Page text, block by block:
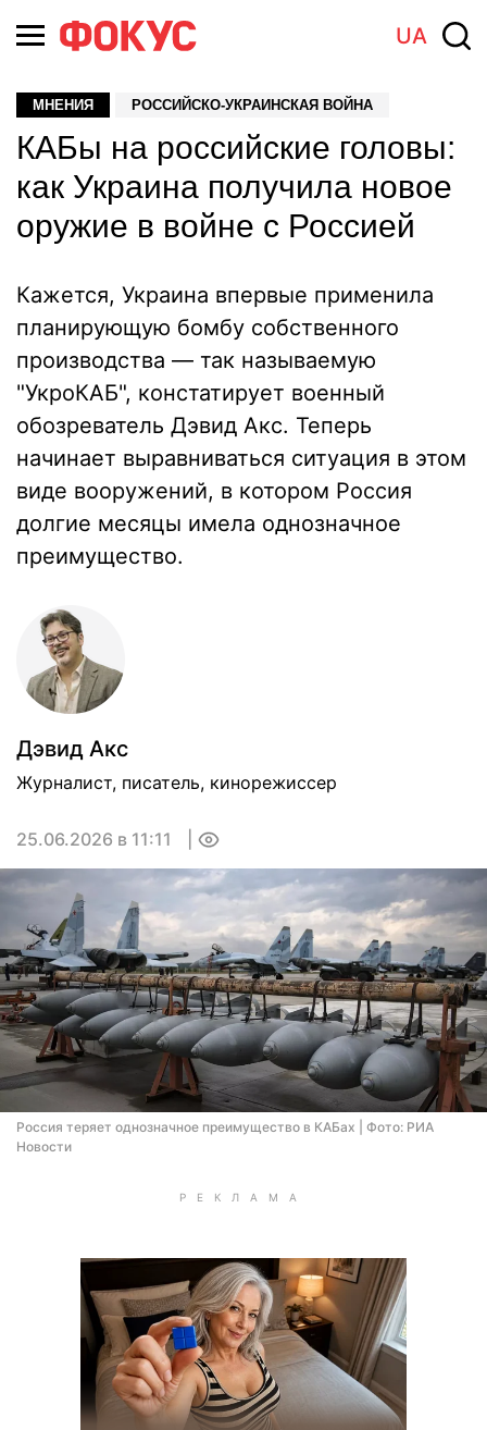
UA
МНЕНИЯ РОССИЙСКО-УКРАИНСКАЯ ВОЙНА
КАБы на российские головы:
как Украина получила новое
оружие в войне с Россией
Кажется, Украина впервые применила
планирующую бомбу собственного
производства — так называемую
"УкроКАБ", констатирует военный
обозреватель Дэвид Акс. Теперь
начинает выравниваться ситуация в этом
виде вооружений, в котором Россия
долгие месяцы имела однозначное
преимущество.
Дэвид Акс
Журналист, писатель, кинорежиссер
25.06.2026 в 11:11
Россия теряет однозначное преимущество в КАБах | Фото: РИА
Новости